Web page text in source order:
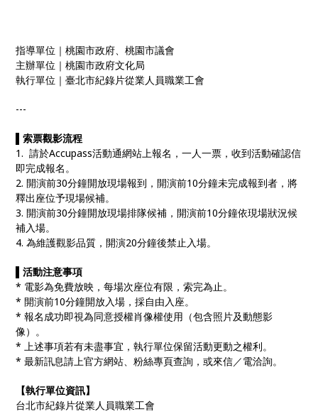
指導單位｜桃園市政府、桃園市議會
主辦單位｜桃園市政府文化局
執行單位｜臺北市紀錄片從業人員職業工會
---
▌索票觀影流程
1. 請於Accupass活動通網站上報名，一人一票，收到活動確認信
即完成報名。
2. 開演前30分鐘開放現場報到，開演前10分鐘未完成報到者，將
釋出座位予現場候補。
3. 開演前30分鐘開放現場排隊候補，開演前10分鐘依現場狀況候
補入場。
4. 為維護觀影品質，開演20分鐘後禁止入場。
▌活動注意事項
* 電影為免費放映，每場次座位有限，索完為止。
* 開演前10分鐘開放入場，採自由入座。
* 報名成功即視為同意授權肖像權使用（包含照片及動態影
像）。
* 上述事項若有未盡事宜，執行單位保留活動更動之權利。
* 最新訊息請上官方網站、粉絲專頁查詢，或來信／電洽詢。
【執行單位資訊】
台北市紀錄片從業人員職業工會